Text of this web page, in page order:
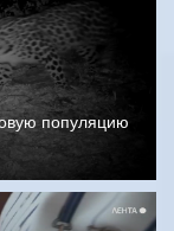
популяцию